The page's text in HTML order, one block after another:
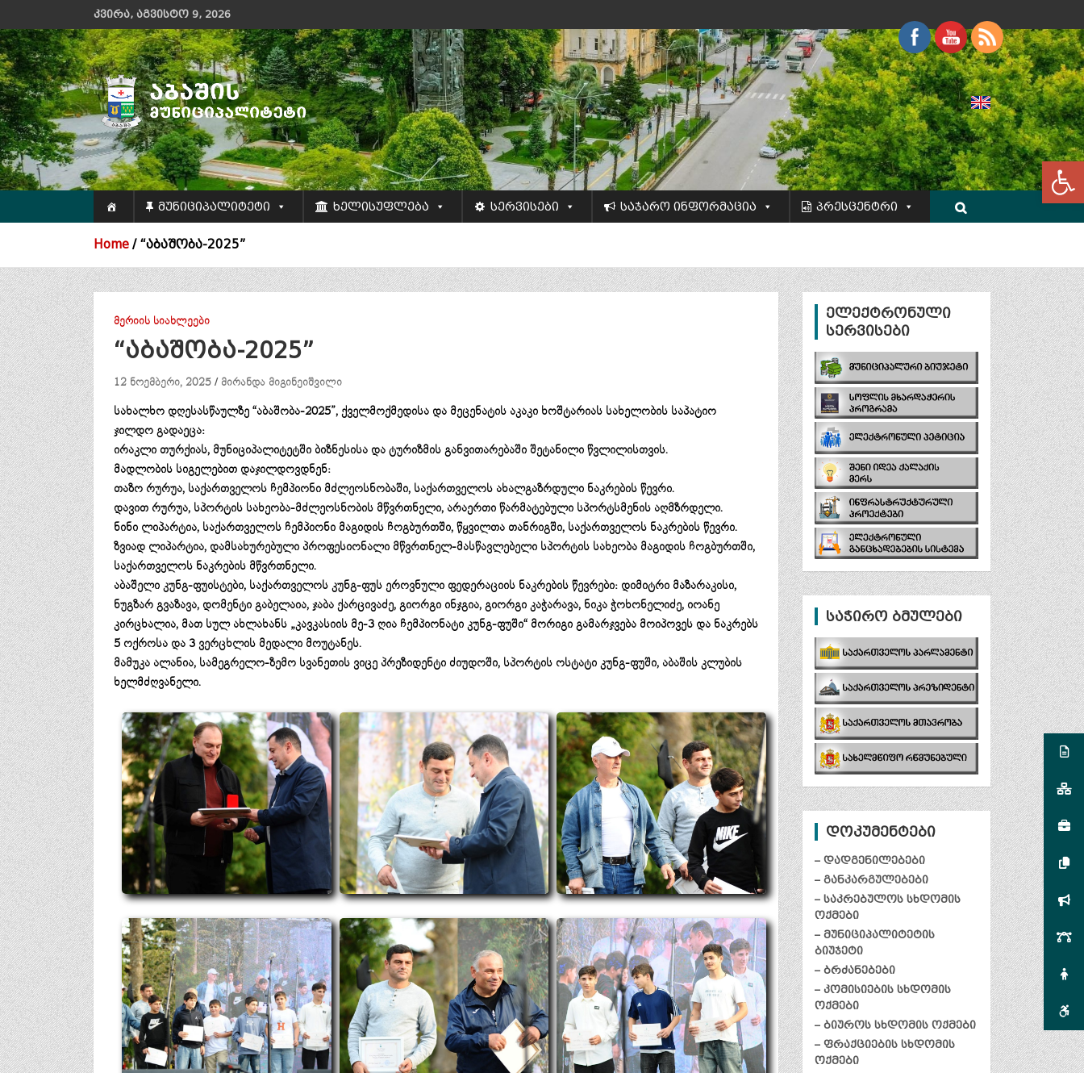
to
content
კვირა, აგვისტო 9, 2026
აბაშის მუნიციპალიტეტის მერიის
ოფიციალური ვებ გვერდი
მუნიციპალიტეტი ხელისუფლება სერვისები საჯარო ინფორმაცია პრესცენტრი
Home “აბაშობა-2025”
ᲛᲔᲠᲘᲘᲡ ᲡᲘᲐᲮᲚᲔᲔᲑᲘ
“აბაშობა-2025”
12 ნოემბერი, 2025 მირანდა მიგინეიშვილი
სახალხო დღესასწაულზე “აბაშობა-2025”, ქველმოქმედისა და მეცენატის აკაკი ხოშტარიას სახელობის საპატიო
ჯილდო გადაეცა:
ირაკლი თურქიას, მუნიციპალიტეტში ბიზნესისა და ტურიზმის განვითარებაში შეტანილი წვლილისთვის.
მადლობის სიგელებით დაჯილდოვდნენ:
თაზო რურუა, საქართველოს ჩემპიონი მძლეოსნობაში, საქართველოს ახალგაზრდული ნაკრების წევრი.
დავით რურუა, სპორტის სახეობა-მძლეოსნობის მწვრთნელი, არაერთი წარმატებული სპორტსმენის აღმზრდელი.
ნინი ლიპარტია, საქართველოს ჩემპიონი მაგიდის ჩოგბურთში, წყვილთა თანრიგში, საქართველოს ნაკრების წევრი.
ზვიად ლიპარტია, დამსახურებული პროფესიონალი მწვრთნელ-მასწავლებელი სპორტის სახეობა მაგიდის ჩოგბურთში,
საქართველოს ნაკრების მწვრთნელი.
აბაშელი კუნგ-ფუისტები, საქართველოს კუნგ-ფუს ეროვნული ფედერაციის ნაკრების წევრები: დიმიტრი მაზარაკისი,
ნუგზარ გვაზავა, დომენტი გაბელაია, ჯაბა ქარცივაძე, გიორგი ინჯგია, გიორგი კაჭარავა, ნიკა ჭოხონელიძე, იოანე
კირცხალია, მათ სულ ახლახანს „კავკასიის მე-3 ღია ჩემპიონატი კუნგ-ფუში“ მორიგი გამარჯვება მოიპოვეს და ნაკრებს
5 ოქროსა და 3 ვერცხლის მედალი მოუტანეს.
მამუკა ალანია, სამეგრელო-ზემო სვანეთის ვიცე პრეზიდენტი ძიუდოში, სპორტის ოსტატი კუნგ-ფუში, აბაშის კლუბის
ხელმძღვანელი.
ელექტრონული
სერვისები
საჭირო ბმულები
დოკუმენტები
– დადგენილებები
– განკარგულებები
– საკრებულოს სხდომის
ოქმები
– მუნიციპალიტეტის
ბიუჯეტი
– ბრძანებები
– კომისიების სხდომის
ოქმები
– ბიუროს სხდომის ოქმები
– ფრაქციების სხდომის
ოქმები